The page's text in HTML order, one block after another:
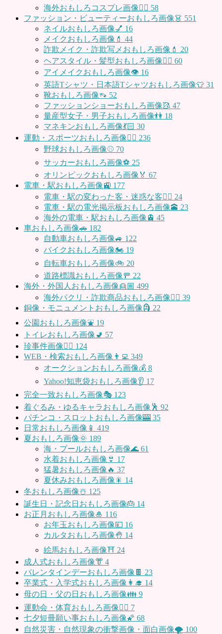
海外おもしろコスプレ画像🧝‍♂️ 58
ファッション・ビューティーおもしろ画像👗 551
ネイルおもしろ画像💅 16
メイクおもしろ画像💄 44
詐欺メイク・詐欺写メおもしろ画像💄 20
ヘアスタイル・髪型おもしろ画像👱‍♀️ 60
アイメイクおもしろ画像👁 16
英語Tシャツ・日本語Tシャツおもしろ画像👕 31
靴おもしろ画像👡 52
ファッションショーおもしろ画像🥻 47
量産型女子・男子おもしろ画像👫 18
マネキンおもしろ画像💃🏻 30
運動・スポーツおもしろ画像🏃‍♂️ 236
野球おもしろ画像⚾ 70
サッカーおもしろ画像⚽️ 25
オリンピックおもしろ画像🏅 67
電車・駅おもしろ画像🚉 177
電車・駅の変わった客・迷惑な客🤦‍♀️ 24
電車・駅の電光掲示板おもしろ画像🕋 23
海外の電車・駅おもしろ画像🚊 45
車おもしろ画像🚗 182
自動車おもしろ画像🚙 122
バイクおもしろ画像🏍 19
自転車おもしろ画像🚲 20
道路標識おもしろ画像🚥 22
海外・外国人おもしろ画像👱🏼 499
海外パクリ・詐欺商品おもしろ画像🙅‍♀️ 39
銅像・モニュメントおもしろ画像🗿 22
公園おもしろ画像⛲️ 19
トイレおもしろ画像🚽 57
珍事件画像👮‍♂️ 124
WEB・検索おもしろ画像👨‍💻 349
オークションおもしろ画像💰 8
Yahoo!知恵袋おもしろ画像👂 17
完全一致おもしろ画像🎭 123
着ぐるみ・ゆるキャラおもしろ画像🕺 92
パチンコ・スロットおもしろ画像🎰 35
日常おもしろ画像📱 419
夏おもしろ画像🌞 189
海・プールおもしろ画像🌊 61
水着おもしろ画像👙 17
猛暑おもしろ画像🔥 37
夏休みおもしろ画像🎇 14
冬おもしろ画像☃️ 125
誕生日・記念日おもしろ画像🎂 14
お正月おもしろ画像🎍 116
お年玉おもしろ画像💴 16
カルタおもしろ画像🤚 14
絵馬おもしろ画像⛩ 24
成人式おもしろ画像👘 4
バレンタインデーおもしろ画像🍫 23
卒業式・入学式おもしろ画像👩‍🎓 14
母の日・父の日おもしろ画像👪 9
運動会・体育おもしろ画像🤸‍♂️ 7
七夕短冊願い事おもしろ画像🌠 68
自然災害・自然現象の衝撃画像・面白画像🌪 100